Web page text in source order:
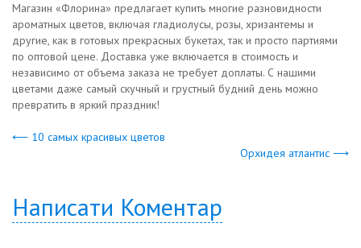
Магазин «Флорина» предлагает купить многие разновидности
ароматных цветов, включая гладиолусы, розы, хризантемы и
другие, как в готовых прекрасных букетах, так и просто партиями
по оптовой цене. Доставка уже включается в стоимость и
независимо от объема заказа не требует доплаты. С нашими
цветами даже самый скучный и грустный будний день можно
превратить в яркий праздник!
⟵ 10 самых красивых цветов
Орхидея атлантис ⟶
Написати Коментар